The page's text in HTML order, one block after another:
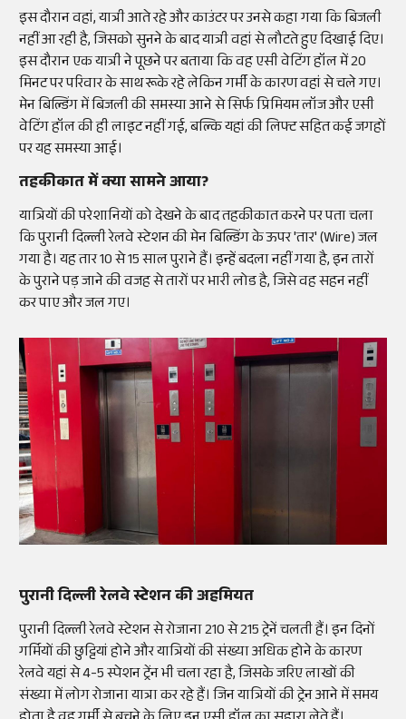
इस दौरान वहां, यात्री आते रहे और काउंटर पर उनसे कहा गया कि बिजली
नहीं आ रही है, जिसको सुनने के बाद यात्री वहां से लौटते हुए दिखाई दिए।
इस दौरान एक यात्री ने पूछने पर बताया कि वह एसी वेटिंग हॉल में 20
मिनट पर परिवार के साथ रूके रहे लेकिन गर्मी के कारण वहां से चले गए।
मेन बिल्डिंग में बिजली की समस्या आने से सिर्फ प्रिमियम लॉज और एसी
वेटिंग हॉल की ही लाइट नहीं गई, बल्कि यहां की लिफ्ट सहित कई जगहों
पर यह समस्या आई।
तहकीकात में क्या सामने आया?
यात्रियों की परेशानियों को देखने के बाद तहकीकात करने पर पता चला
कि पुरानी दिल्ली रेलवे स्टेशन की मेन बिल्डिंग के ऊपर 'तार' (Wire) जल
गया है। यह तार 10 से 15 साल पुराने हैं। इन्हें बदला नहीं गया है, इन तारों
के पुराने पड़ जाने की वजह से तारों पर भारी लोड है, जिसे वह सहन नहीं
कर पाए और जल गए।
पुरानी दिल्ली रेलवे स्टेशन की अहमियत
पुरानी दिल्ली रेलवे स्टेशन से रोजाना 210 से 215 ट्रेनें चलती हैं। इन दिनों
गर्मियों की छुट्टियां होने और यात्रियों की संख्या अधिक होने के कारण
रेलवे यहां से 4-5 स्पेशन ट्रेंन भी चला रहा है, जिसके जरिए लाखों की
संख्या में लोग रोजाना यात्रा कर रहे हैं। जिन यात्रियों की ट्रेन आने में समय